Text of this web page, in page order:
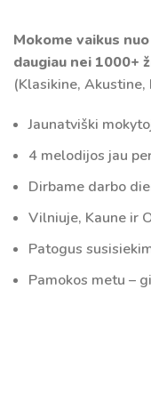
Mokome vaikus
daugiau nei 1000+
(Klasikine,
Jaunatviški
4 melodijos jau
Dirbame darbo
Vilniuje, Kaune ir
Patogus
Pamokos metu –